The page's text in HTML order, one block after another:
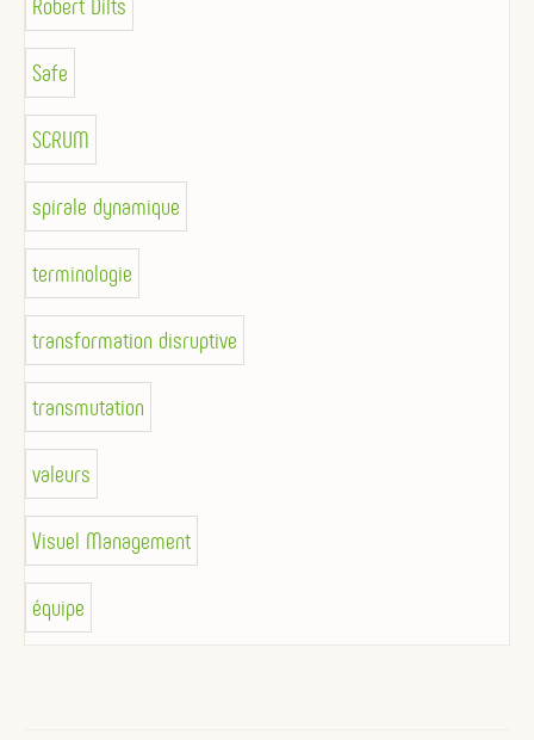
Robert Dilts
Safe
SCRUM
spirale dynamique
terminologie
transformation disruptive
transmutation
valeurs
Visuel Management
équipe